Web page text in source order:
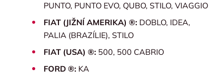
PUNTO, PUNTO EVO, QUBO, STILO, VIAGGIO
FIAT (JIŽNÍ AMERIKA) ®: DOBLO, IDEA,
PALIA (BRAZÍLIE), STILO
FIAT (USA) ®: 500, 500 CABRIO
FORD ®: KA